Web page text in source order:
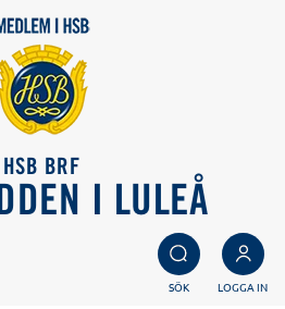
HSB BRF
I LULEÅ
SÖK LOGGA IN